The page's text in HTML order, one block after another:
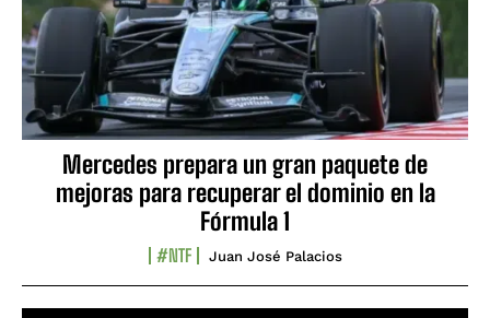
Mercedes prepara un gran paquete de
mejoras para recuperar el dominio en la
Fórmula 1
#NTF Juan José Palacios